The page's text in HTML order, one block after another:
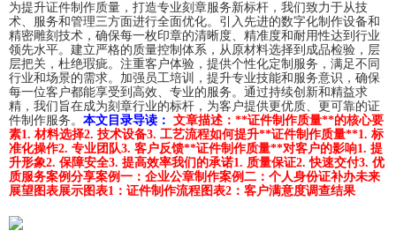
为提升证件制作质量，打造专业刻章服务新标杆，我们致力于从技
术、服务和管理三方面进行全面优化。引入先进的数字化制作设备和
精密雕刻技术，确保每一枚印章的清晰度、精准度和耐用性达到行业
领先水平。建立严格的质量控制体系，从原材料选择到成品检验，层
层把关，杜绝瑕疵。注重客户体验，提供个性化定制服务，满足不同
行业和场景的需求。加强员工培训，提升专业技能和服务意识，确保
每一位客户都能享受到高效、专业的服务。通过持续创新和精益求
精，我们旨在成为刻章行业的标杆，为客户提供更优质、更可靠的证
件制作服务。 本文目录导读： 文章描述： **证件制作质量**的核心要
素1. 材料选择2. 技术设备3. 工艺流程如何提升**证件制作质量**1. 标
准化操作2. 专业团队3. 客户反馈**证件制作质量**对客户的影响1. 提
升形象2. 保障安全3. 提高效率我们的承诺1. 质量保证2. 快速交付3. 优
质服务案例分享案例一：企业公章制作案例二：个人身份证补办未来
展望图表展示图表1：证件制作流程图表2：客户满意度调查结果